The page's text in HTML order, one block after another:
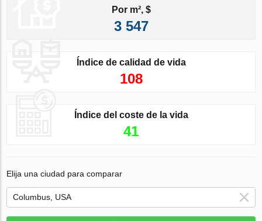
Por m², $
3 547
Índice de calidad de vida
108
Índice del coste de la vida
41
Elija una ciudad para comparar